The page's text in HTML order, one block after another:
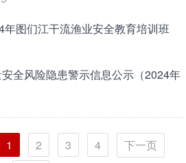
图们江干流渔业安全教育培训班
全风险隐患警示信息公示（2024年
1 2 3 4
下一页